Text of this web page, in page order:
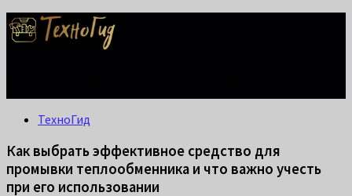
ТехноГид
Как выбрать эффективное средство для
промывки теплообменника и что важно учесть
при его использовании